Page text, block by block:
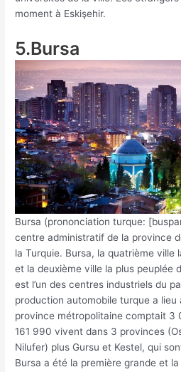
moment à Eskişehir.
5.Bursa
Bursa (prononciation turque:
centre administratif de la province
la Turquie. Bursa, la quatrième ville
et la deuxième ville la plus peuplée
est l’un des centres industriels du
production automobile turque a lieu
province métropolitaine comptait 3
161 990 vivent dans 3 provinces
Nilufer) plus Gursu et Kestel, qui
Bursa a été la première grande et